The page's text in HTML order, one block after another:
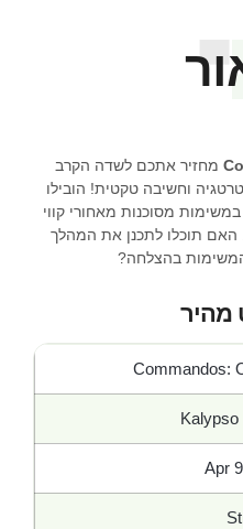
מחזיר אתכם לשדה הקרב
וחשיבה טקטית! הובילו
מסוכנות מאחורי קווי
האם תוכלו לתכנן את המהלך
בהצלחה?
מהיר
Commandos:
Kalypso
Apr